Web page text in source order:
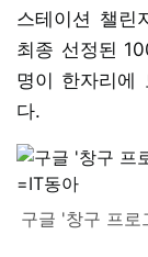
스테이션 챌린
최종 선정된
명이 한자리에
다.
구글 '창구 프